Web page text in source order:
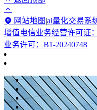
网站地图 |ai量化交易系
增值电信业务经营许可证
业务许可：B1-20240748